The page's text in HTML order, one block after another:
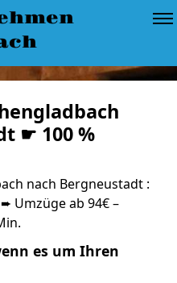
☛ 100 %
nach Bergneustadt :
Umzüge ab 94€ –
es um Ihren